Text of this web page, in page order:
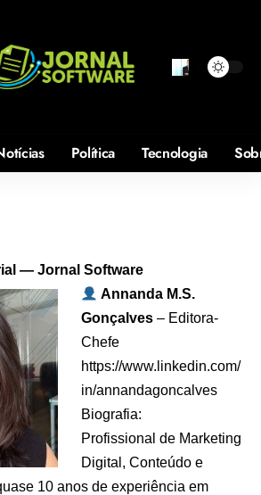
Política Tecnologia
— Jornal Software
Annanda M.S.
Gonçalves– Editora-
Chefe
https://www.linkedin.com/
in/annandagoncalves
Biografia:
Profissional de Marketing
Digital, Conteúdo e
10 anos de experiência em